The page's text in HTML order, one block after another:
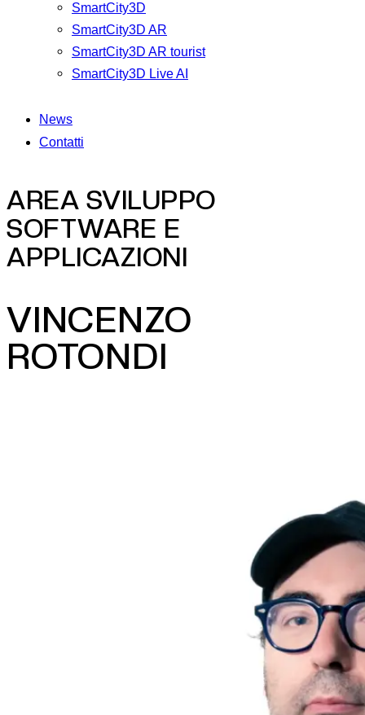
SmartCity3D
SmartCity3D AR
SmartCity3D AR tourist
SmartCity3D Live AI
News
Contatti
AREA SVILUPPO
SOFTWARE E
APPLICAZIONI
VINCENZO
ROTONDI